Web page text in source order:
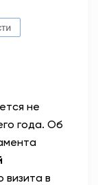
не
года. Об
визита в